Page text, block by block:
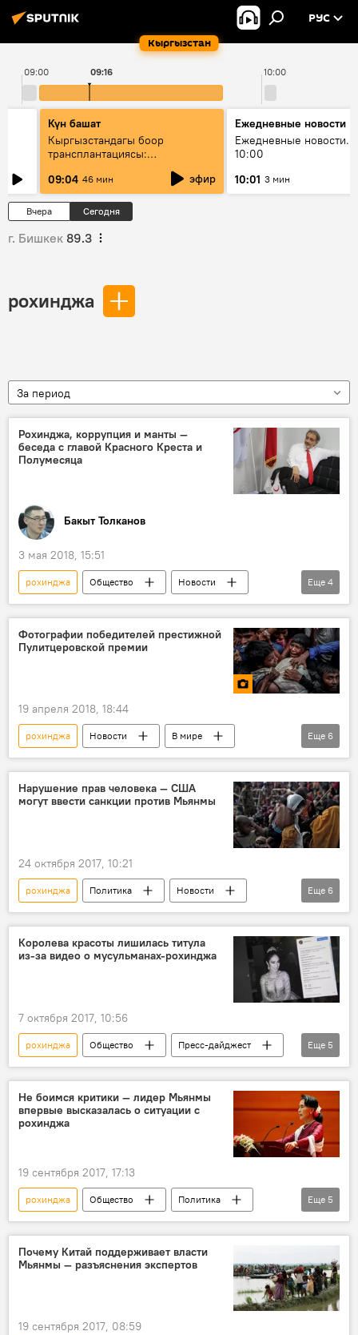
Кыргызстан
РУС
09:00 10:00
09:16
Күн башат
Кыргызстандагы боор
трансплантациясы:
жетишкендиктер жана өнүгүү
келечеги
09:04 46 мин эфир
Ежедневные новости
Ежедневные новости.
10:00
10:01 3 мин
Вчера Сегодня
г. Бишкек 89.3
рохинджа
За период
Рохинджа, коррупция и манты —
беседа с главой Красного Креста и
Полумесяца
Бакыт Толканов
3 мая 2018, 15:51
рохинджа Общество
Новости
Кыргызстан
В мире
Бангладеш
Международный комитет Красного Креста и Красного Полумесяца
Еще 4
Фотографии победителей престижной
Пулитцеровской премии
19 апреля 2018, 18:44
рохинджа Новости
В мире
Мультимедиа
фото
Мьянма
Бангладеш
Пулитцеровская премия
лауреаты
Еще 6
Нарушение прав человека — США
могут ввести санкции против Мьянмы
24 октября 2017, 10:21
рохинджа Политика
Новости
В мире
Ситуация в Мьянме
США
Мьянма
Госдеп убийство
Еще 6
Королева красоты лишилась титула
из-за видео о мусульманах-рохинджа
7 октября 2017, 10:56
рохинджа Общество
Пресс-дайджест
Новости
В мире
Мьянма
конкурс красоты
Еще 5
Не боимся критики — лидер Мьянмы
впервые высказалась о ситуации с
рохинджа
19 сентября 2017, 17:13
рохинджа Общество
Политика
Пресс-дайджест
В мире
Мьянма
Аун Сан Су Чжи
Еще 5
Почему Китай поддерживает власти
Мьянмы — разъяснения экспертов
19 сентября 2017, 08:59